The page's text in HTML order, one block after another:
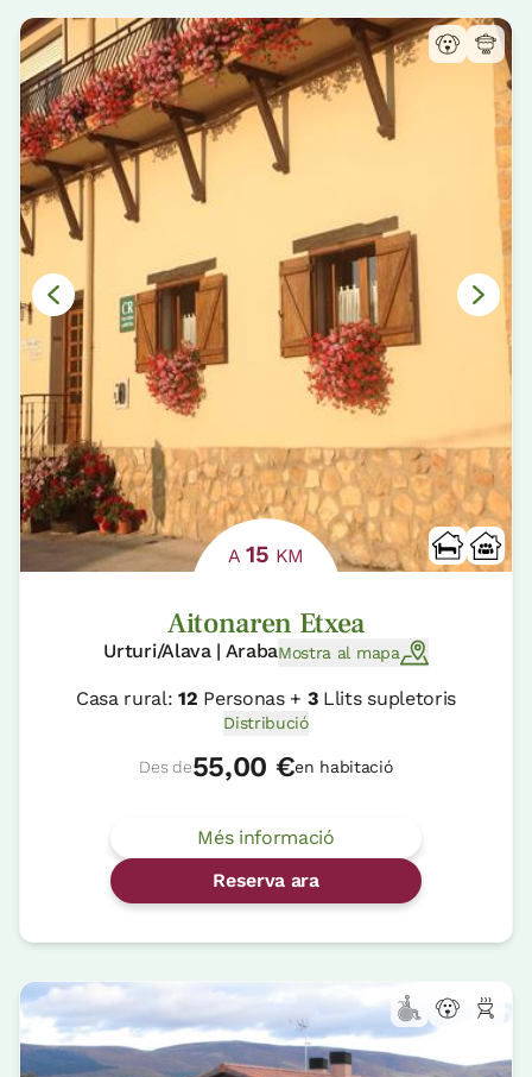
A15 KM
Aitonaren Etxea
Urturi/Alava | ArabaMostra al mapa
Casa rural:12 Personas + 3Llits supletoris
Distribució
Des de55,00 €en habitació
Més informació
Reserva ara